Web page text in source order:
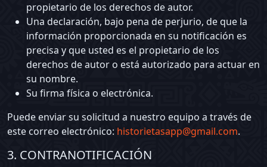
propietario de los derechos de autor.
Una declaración, bajo pena de perjurio, de que la
información proporcionada en su notificación es
precisa y que usted es el propietario de los
derechos de autor o está autorizado para actuar en
su nombre.
Su firma física o electrónica.
Puede enviar su solicitud a nuestro equipo a través de
este correo electrónico: historietasapp@gmail.com.
3. CONTRANOTIFICACIÓN